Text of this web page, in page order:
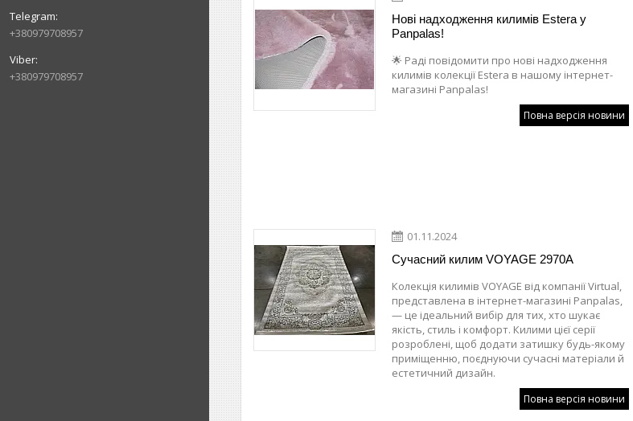
+380979708957
+380979708957
Нові надходження килимів Estera у
Panpalas!
🌟 Раді повідомити про нові надходження
килимів колекції Estera в нашому інтернет-
магазині Panpalas!
Повна версія новини
01.11.2024
Сучасний килим VOYAGE 2970A
Колекція килимів VOYAGE від компанії Virtual,
представлена в інтернет-магазині Panpalas,
— це ідеальний вибір для тих, хто шукає
якість, стиль і комфорт. Килими цієї серії
розроблені, щоб додати затишку будь-якому
приміщенню, поєднуючи сучасні матеріали й
естетичний дизайн.
Повна версія новини